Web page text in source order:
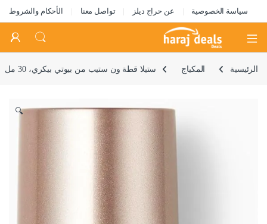
سياسة الخصوصية عن حراج ديلز تواصل معنا الأحكام والشروط
Open
الرئيسية المكياج ستيلا قطة ون ستيب من بيوتي بيكري، 30 مل
🔍